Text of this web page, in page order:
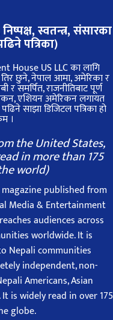
स्वतन्त्र,संसारका
पत्रिका)
US LLC का लागि
छुने, नेपाल आमा, अमेरिका र
समर्पित, राजनीतिबाट पूर्ण
एशियन अमेरिकन लगायत
साझा डिजिटल पत्रिका हो
।
the United States,
in more than 175
world)
published from
Media & Entertainment
audiences across
worldwide. It is
Nepali communities
independent, non-
Americans, Asian
is widely read in over 175
globe.